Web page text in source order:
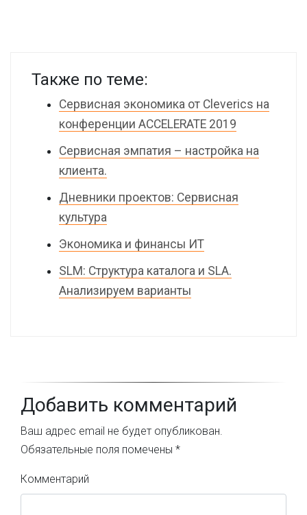
Также по теме:
Сервисная экономика от Cleverics на
конференции ACCELERATE 2019
Сервисная эмпатия – настройка на
клиента.
Дневники проектов: Сервисная
культура
Экономика и финансы ИТ
SLM: Структура каталога и SLA.
Анализируем варианты
Добавить комментарий
Ваш адрес email не будет опубликован.
Обязательные поля помечены *
Комментарий